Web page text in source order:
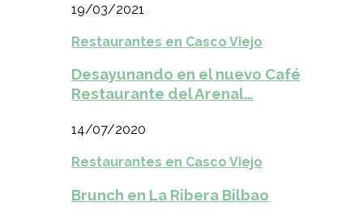
19/03/2021
Restaurantes en Casco Viejo
Desayunando en el nuevo Café
Restaurante del Arenal…
14/07/2020
Restaurantes en Casco Viejo
Brunch en La Ribera Bilbao